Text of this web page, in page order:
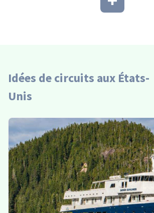
Idées de circuits aux États-
Unis